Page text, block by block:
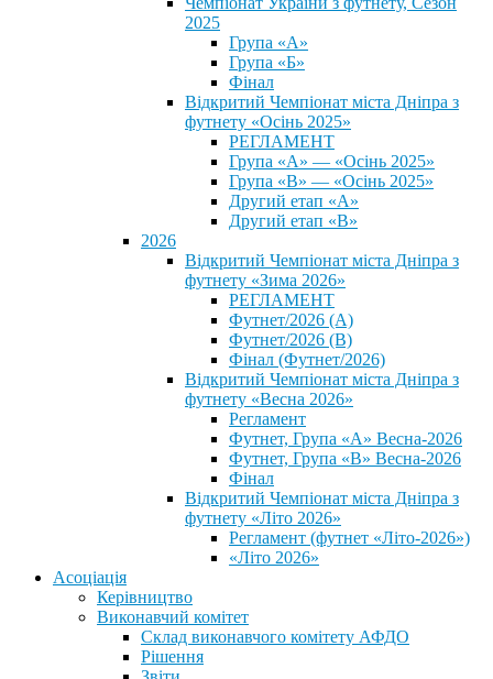
2025
Група «А»
Група «Б»
Фінал
Відкритий Чемпіонат міста Дніпра з
футнету «Осінь 2025»
РЕГЛАМЕНТ
Група «А» — «Осінь 2025»
Група «В» — «Осінь 2025»
Другий етап «А»
Другий етап «В»
2026
Відкритий Чемпіонат міста Дніпра з
футнету «Зима 2026»
РЕГЛАМЕНТ
Футнет/2026 (А)
Футнет/2026 (В)
Фінал (Футнет/2026)
Відкритий Чемпіонат міста Дніпра з
футнету «Весна 2026»
Регламент
Футнет, Група «А» Весна-2026
Футнет, Група «В» Весна-2026
Фінал
Відкритий Чемпіонат міста Дніпра з
футнету «Літо 2026»
Регламент (футнет «Літо-2026»)
«Літо 2026»
Асоціація
Керівництво
Виконавчий комітет
Склад виконавчого комітету АФДО
Рішення